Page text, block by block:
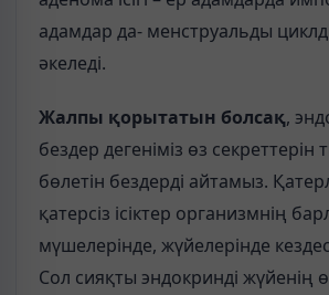
адамдар да- менструальды
әкеледі.
Жалпы қорытатын болсақ,
бездер дегеніміз өз секреттерін
бөлетін бездерді айтамыз.
қатерсіз ісіктер организмнің
мүшелерінде, жүйелерінде
Сол сияқты эндокринді жүйенің